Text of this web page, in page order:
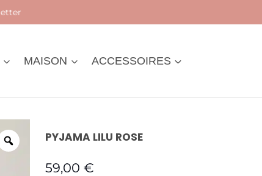
MAISON ACCESSOIRES
PYJAMA LILU ROSE
59,00 €